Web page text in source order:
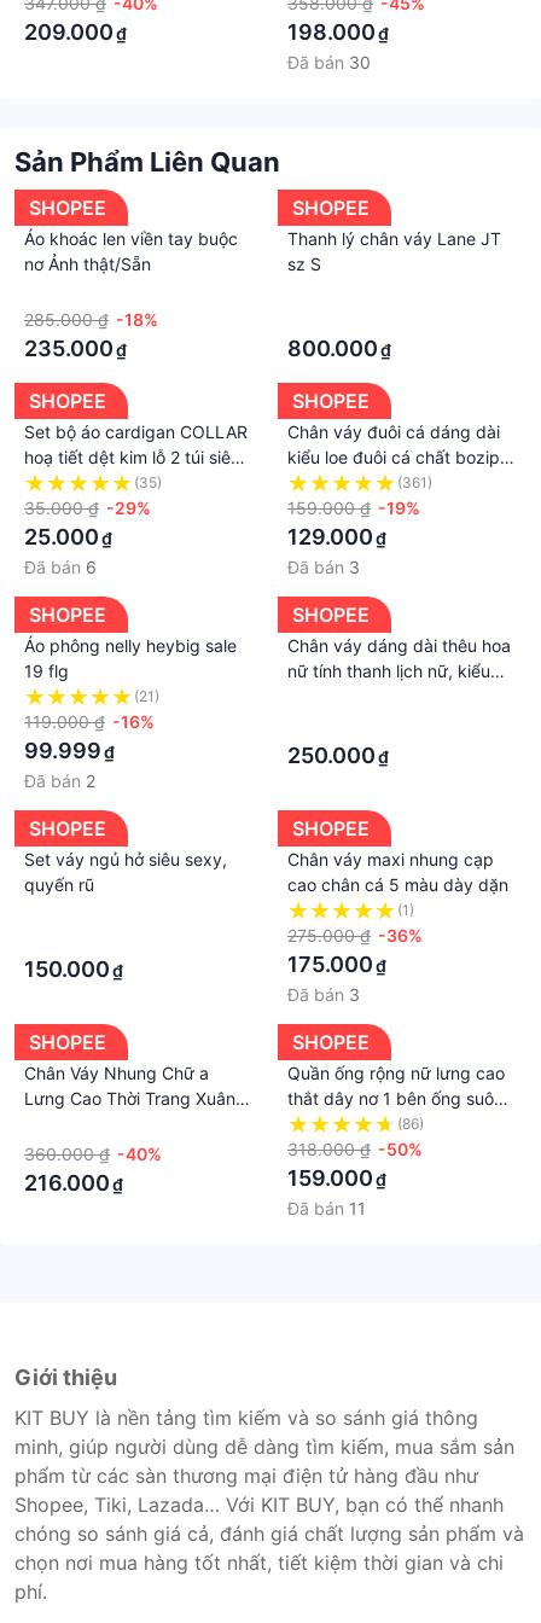
#xuongmayminhphuc #xmminhphuc #thoitrangnu
#damom #dambody #damsuong #damxoe
#khuyenmai#freeship #freesize #setdamvay #setvay
#setbonu #dobo #dobokieu
#váy #đầm #váy nữ #đầm nữ #đầmđẹp #đầmmới
#đầm body #đầm xòe #đầm suông #đầmsuông
#đầmnữdựtiệc #váy nữ #váy body #váy giá rẻ
#váygiárẻ
209.000₫ 198.000₫
Đã bán 30
Sản Phẩm Liên Quan
SHOPEE
Áo khoác len viền tay buộc
nơ Ảnh thật/Sẵn
285.000 ₫ -18%
235.000₫
SHOPEE
Thanh lý chân váy Lane JT
sz S
800.000₫
SHOPEE
Set bộ áo cardigan COLLAR
hoạ tiết dệt kim lỗ 2 túi siêu
xinh mix với áo 2 dây thịnh
hành cho nữ hottrend 2023
(35)
35.000 ₫ -29%
25.000₫
Đã bán 6
SHOPEE
Chân váy đuôi cá dáng dài
kiểu loe đuôi cá chất bozip
phong cách Ulzzang tôn
dáng cực đỉnh
(361)
159.000 ₫ -19%
129.000₫
Đã bán 3
SHOPEE
Áo phông nelly heybig sale
19 flg
(21)
119.000 ₫ -16%
99.999₫
Đã bán 2
SHOPEE
Chân váy dáng dài thêu hoa
nữ tính thanh lịch nữ, kiểu
250.000₫
SHOPEE
Set váy ngủ hở siêu sexy,
quyến rũ
150.000₫
SHOPEE
Chân váy maxi nhung cạp
cao chân cá 5 màu dày dặn
(1)
275.000 ₫ -36%
175.000₫
Đã bán 3
SHOPEE
Chân Váy Nhung Chữ a
Lưng Cao Thời Trang Xuân
Size s-Xl
360.000 ₫ -40%
216.000₫
SHOPEE
Quần ống rộng nữ lưng cao
thắt dây nơ 1 bên ống suông
dài LOKISO QD14
(86)
318.000 ₫ -50%
159.000₫
Đã bán 11
Giới thiệu
KIT BUY là nền tảng tìm kiếm và so sánh giá thông
minh, giúp người dùng dễ dàng tìm kiếm, mua sắm sản
phẩm từ các sàn thương mại điện tử hàng đầu như
Shopee, Tiki, Lazada… Với KIT BUY, bạn có thể nhanh
chóng so sánh giá cả, đánh giá chất lượng sản phẩm và
chọn nơi mua hàng tốt nhất, tiết kiệm thời gian và chi
phí.